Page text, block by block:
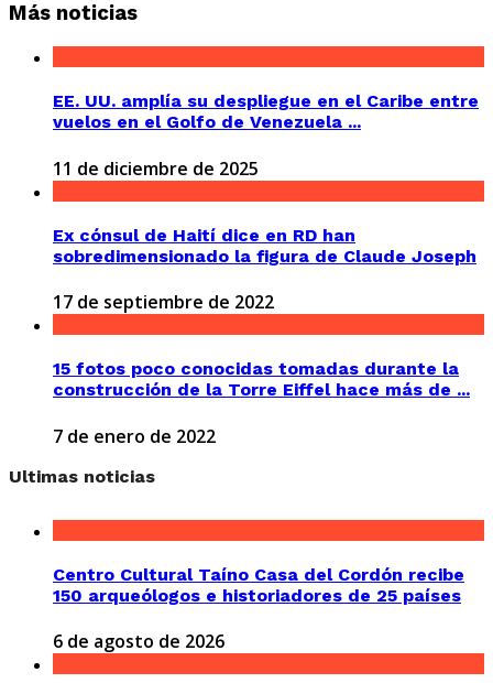
Más noticias
EE. UU. amplía su despliegue en el Caribe entre
vuelos en el Golfo de Venezuela ...
11 de diciembre de 2025
Ex cónsul de Haití dice en RD han
sobredimensionado la figura de Claude Joseph
17 de septiembre de 2022
15 fotos poco conocidas tomadas durante la
construcción de la Torre Eiffel hace más de ...
7 de enero de 2022
Ultimas noticias
Centro Cultural Taíno Casa del Cordón recibe
150 arqueólogos e historiadores de 25 países
6 de agosto de 2026